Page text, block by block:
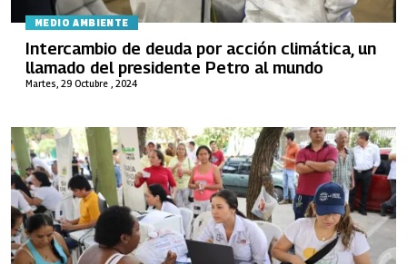
MEDIO AMBIENTE
Martes, 29 Octubre , 2024
Intercambio de deuda por acción climática, un
llamado del presidente Petro al mundo